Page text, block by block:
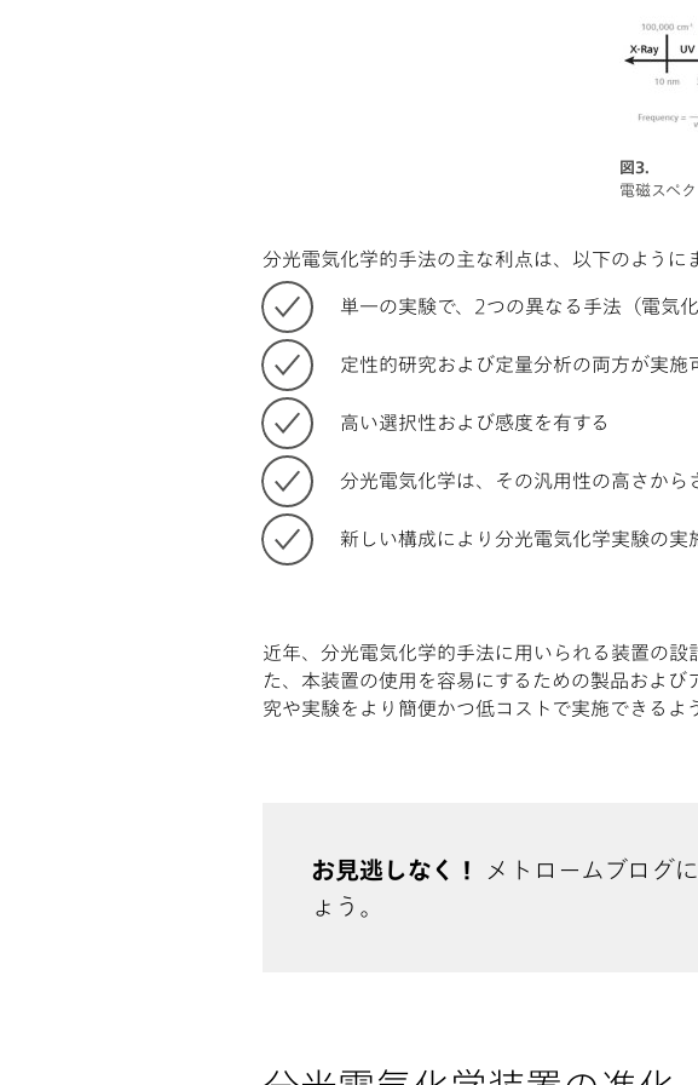
図3.
電磁スペ
分光電気化学的手法の主な利点は、以下のように
単一の実験で、2つの異なる手法（電気
定性的研究および定量分析の両方が実施
高い選択性および感度を有する
分光電気化学は、その汎用性の高さから
新しい構成により分光電気化学実験の実
近年、分光電気化学的手法に用いられる装置の
た、本装置の使用を容易にするための製品およ
究や実験をより簡便かつ低コストで実施できるよ
お見逃しなく！
メトロームブログ
ょう。